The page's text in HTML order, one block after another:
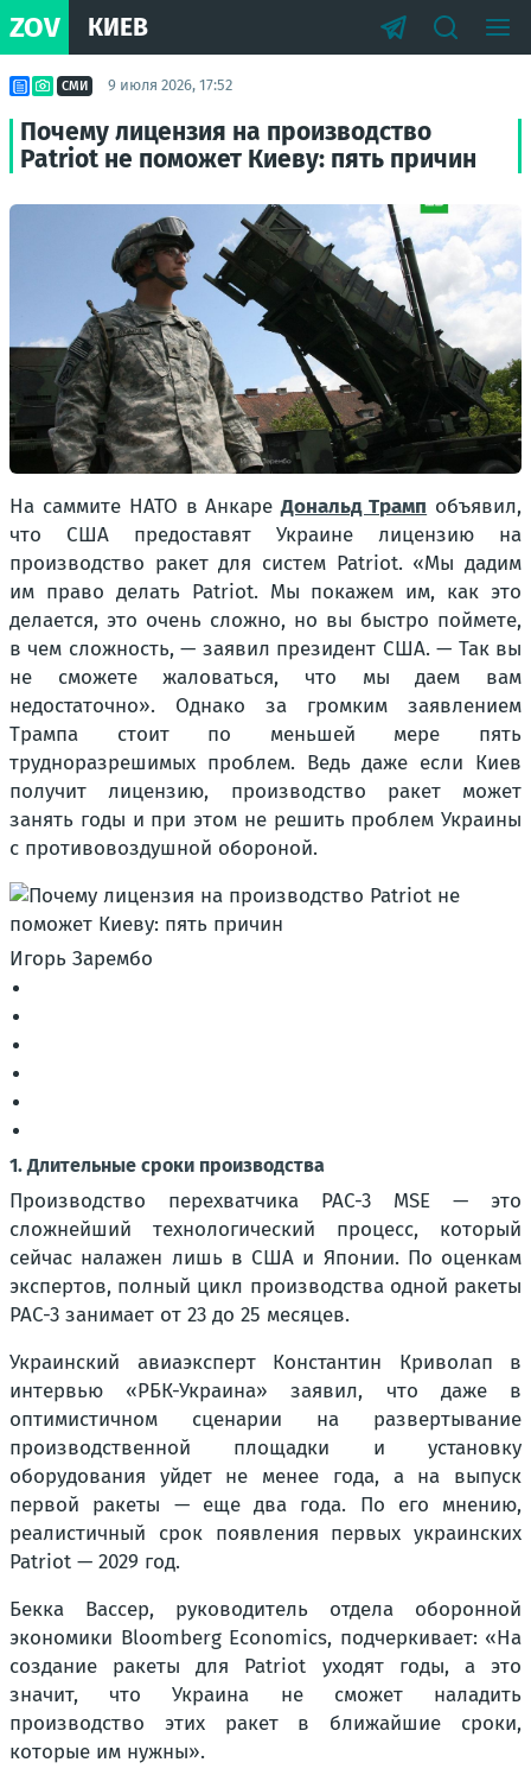
ZOV КИЕВ
СМИ 9 июля 2026, 17:52
Почему лицензия на производство
Patriot не поможет Киеву: пять причин
На саммите НАТО в АнкареДональд Трамп объявил,
что США предоставят Украине лицензию на
производство ракет для систем Patriot. «Мы дадим
им право делать Patriot. Мы покажем им, как это
делается, это очень сложно, но вы быстро поймете,
в чем сложность, — заявил президент США. — Так вы
не сможете жаловаться, что мы даем вам
недостаточно». Однако за громким заявлением
Трампа стоит по меньшей мере пять
трудноразрешимых проблем. Ведь даже если Киев
получит лицензию, производство ракет может
занять годы и при этом не решить проблем Украины
с противовоздушной обороной.
Игорь Зарембо
1. Длительные сроки производства
Производство перехватчика PAC-3 MSE — это
сложнейший технологический процесс, который
сейчас налажен лишь в США и Японии. По оценкам
экспертов, полный цикл производства одной ракеты
PAC-3 занимает от 23 до 25 месяцев.
Украинский авиаэксперт Константин Криволап в
интервью «РБК-Украина» заявил, что даже в
оптимистичном сценарии на развертывание
производственной площадки и установку
оборудования уйдет не менее года, а на выпуск
первой ракеты — еще два года. По его мнению,
реалистичный срок появления первых украинских
Patriot — 2029 год.
Бекка Вассер, руководитель отдела оборонной
экономики Bloomberg Economics, подчеркивает: «На
создание ракеты для Patriot уходят годы, а это
значит, что Украина не сможет наладить
производство этих ракет в ближайшие сроки,
которые им нужны».